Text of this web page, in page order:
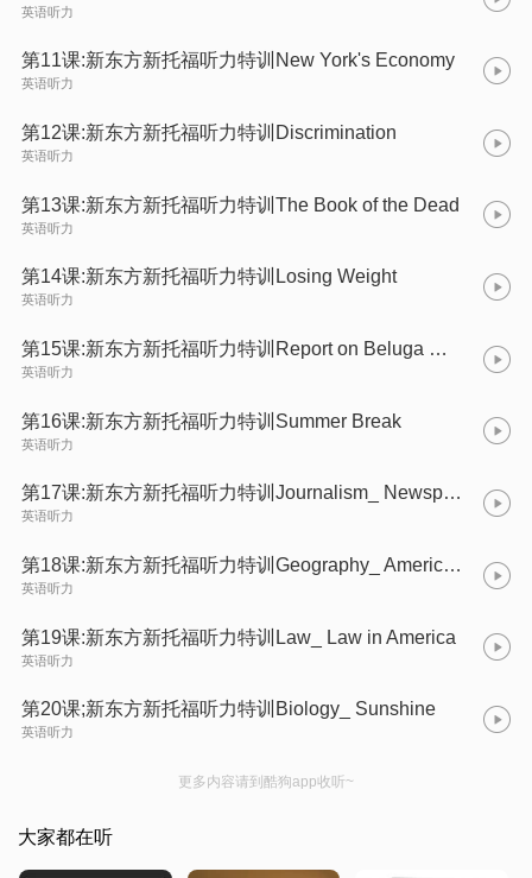
英语听力
第11课:新东方新托福听力特训New York's Economy
英语听力
第12课:新东方新托福听力特训Discrimination
英语听力
第13课:新东方新托福听力特训The Book of the Dead
英语听力
第14课:新东方新托福听力特训Losing Weight
英语听力
第15课:新东方新托福听力特训Report on Beluga Whales
英语听力
第16课:新东方新托福听力特训Summer Break
英语听力
第17课:新东方新托福听力特训Journalism_ Newspapers and Journalists
英语听力
第18课:新东方新托福听力特训Geography_ American Southern Coastlands
英语听力
第19课:新东方新托福听力特训Law_ Law in America
英语听力
第20课;新东方新托福听力特训Biology_ Sunshine
英语听力
更多内容请到酷狗app收听~
大家都在听